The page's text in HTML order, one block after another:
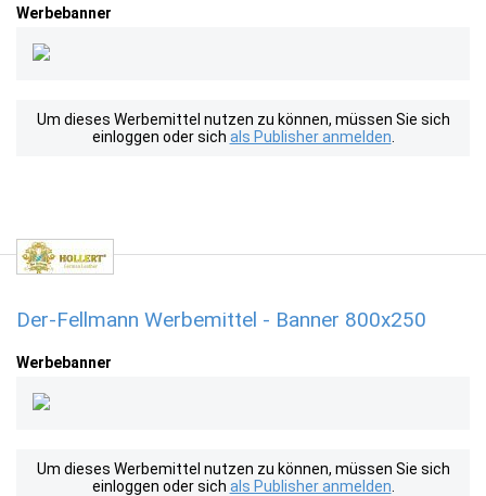
Werbebanner
Um dieses Werbemittel nutzen zu können, müssen Sie sich
einloggen oder sich als Publisher anmelden
Der-Fellmann Werbemittel - Banner 800x250
Werbebanner
Um dieses Werbemittel nutzen zu können, müssen Sie sich
einloggen oder sich als Publisher anmelden